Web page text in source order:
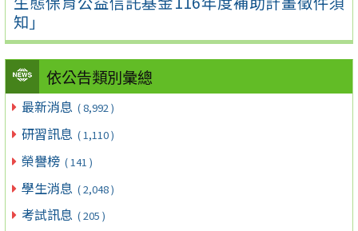
知」
依公告類別彙總
最新消息 ( 8,992 )
研習訊息 ( 1,110 )
榮譽榜 ( 141 )
學生消息 ( 2,048 )
考試訊息 ( 205 )